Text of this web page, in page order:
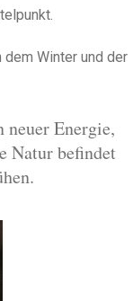
dem Winter und der
neuer Energie,
Natur befindet